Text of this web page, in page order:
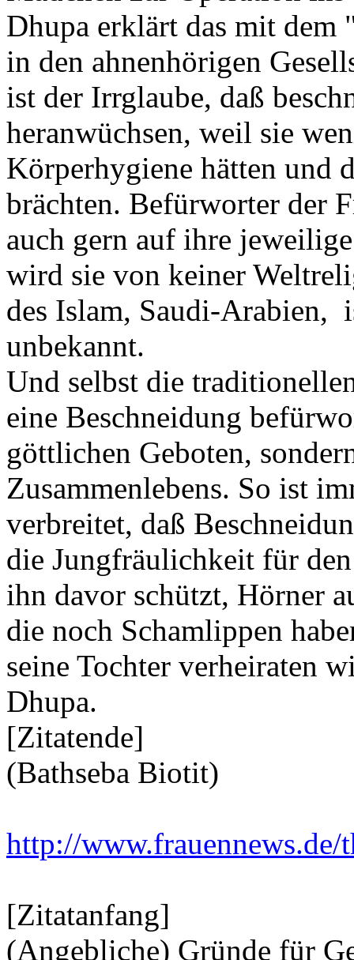
Dhupa erklärt das mit dem
in den ahnenhörigen
ist der Irrglaube, daß
heranwüchsen, weil sie
Körperhygiene hätten und
brächten. Befürworter der
auch gern auf ihre
wird sie von keiner
des Islam, Saudi-Arabien,
unbekannt.
Und selbst die
eine Beschneidung
göttlichen Geboten,
Zusammenlebens. So ist
verbreitet, daß
die Jungfräulichkeit für
ihn davor schützt, Hörner
die noch Schamlippen
seine Tochter verheiraten
Dhupa.
[Zitatende]
(Bathseba Biotit)
http://www.frauennews.de/
[Zitatanfang]
(Angebliche) Gründe für